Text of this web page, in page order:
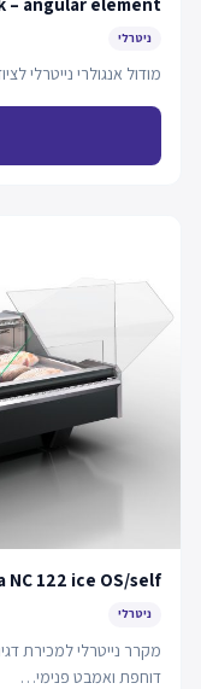
ניטרלי
מודול אנגולרי נייטרלי
NC 122 ice OS/self
ניטרלי
מקרר נייטרלי למכירת
דוחפת ואמבט פנימי…